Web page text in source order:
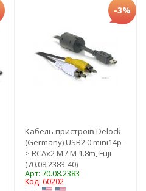
-3%
Кабель пристроїв Delock
(Germany) USB2.0 mini14p -
> RCAx2 M / M 1.8m, Fuji
(70.08.2383-40)
Арт: 70.08.2383
Код: 60202